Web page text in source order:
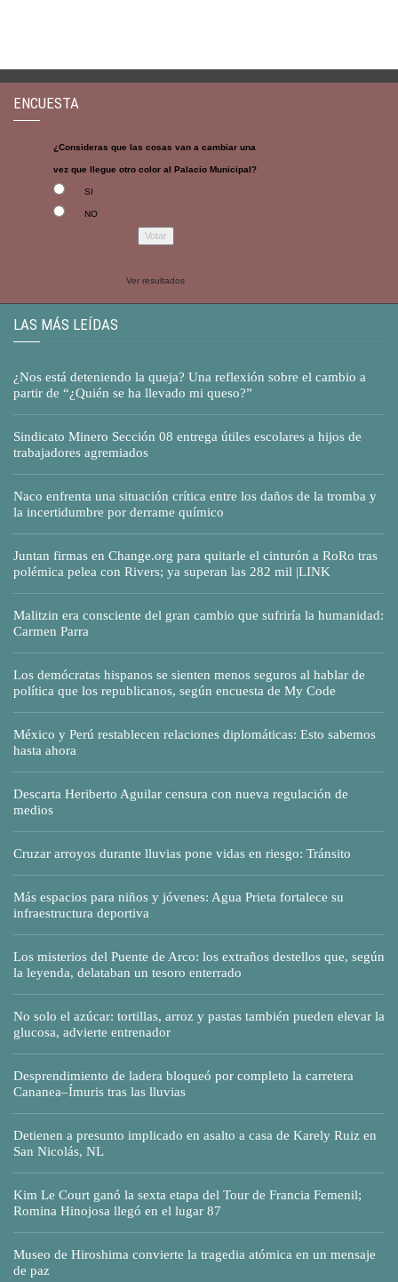
ENCUESTA
¿Consideras que las cosas van a cambiar una
vez que llegue otro color al Palacio Municipal?
SI
NO
Ver resultados
LAS MÁS LEÍDAS
¿Nos está deteniendo la queja? Una reflexión sobre el cambio a
partir de “¿Quién se ha llevado mi queso?”
Sindicato Minero Sección 08 entrega útiles escolares a hijos de
trabajadores agremiados
Naco enfrenta una situación crítica entre los daños de la tromba y
la incertidumbre por derrame químico
Juntan firmas en Change.org para quitarle el cinturón a RoRo tras
polémica pelea con Rivers; ya superan las 282 mil |LINK
Malitzin era consciente del gran cambio que sufriría la humanidad:
Carmen Parra
Los demócratas hispanos se sienten menos seguros al hablar de
política que los republicanos, según encuesta de My Code
México y Perú restablecen relaciones diplomáticas: Esto sabemos
hasta ahora
Descarta Heriberto Aguilar censura con nueva regulación de
medios
Cruzar arroyos durante lluvias pone vidas en riesgo: Tránsito
Más espacios para niños y jóvenes: Agua Prieta fortalece su
infraestructura deportiva
Los misterios del Puente de Arco: los extraños destellos que, según
la leyenda, delataban un tesoro enterrado
No solo el azúcar: tortillas, arroz y pastas también pueden elevar la
glucosa, advierte entrenador
Desprendimiento de ladera bloqueó por completo la carretera
Cananea–Ímuris tras las lluvias
Detienen a presunto implicado en asalto a casa de Karely Ruiz en
San Nicolás, NL
Kim Le Court ganó la sexta etapa del Tour de Francia Femenil;
Romina Hinojosa llegó en el lugar 87
Museo de Hiroshima convierte la tragedia atómica en un mensaje
de paz